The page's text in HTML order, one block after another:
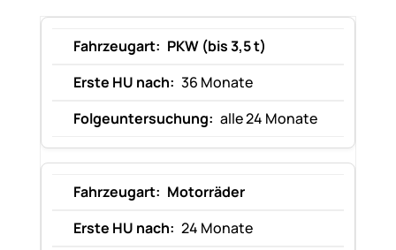
PKW (bis 3,5 t)
36 Monate
alle 24 Monate
Motorräder
24 Monate